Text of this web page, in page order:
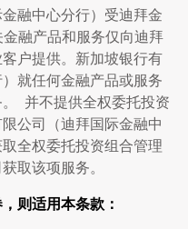
融中心分行）受迪拜金
融产品和服务仅向迪拜
户提供。新加坡银行有
就任何金融产品或服务
并不提供全权委托投资
公司（迪拜国际金融中
全权委托投资组合管理
取该项服务。
则适用本条款：